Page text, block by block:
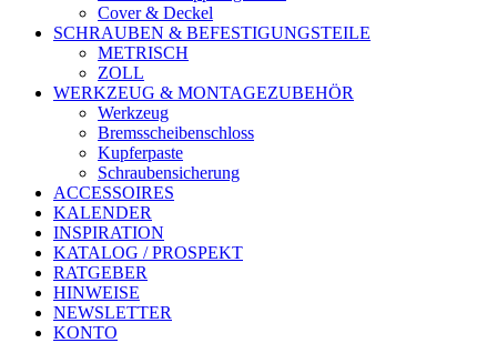
Cover & Deckel
SCHRAUBEN & BEFESTIGUNGSTEILE
METRISCH
ZOLL
WERKZEUG & MONTAGEZUBEHÖR
Werkzeug
Bremsscheibenschloss
Kupferpaste
Schraubensicherung
ACCESSOIRES
KALENDER
INSPIRATION
KATALOG / PROSPEKT
RATGEBER
HINWEISE
NEWSLETTER
KONTO